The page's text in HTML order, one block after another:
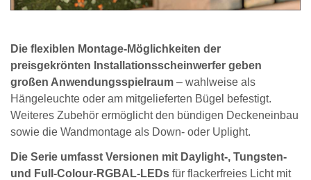
Die flexiblen Montage-Möglichkeiten der
preisgekrönten Installationsscheinwerfer geben
großen Anwendungsspielraum – wahlweise als
Hängeleuchte oder am mitgelieferten Bügel befestigt.
Weiteres Zubehör ermöglicht den bündigen Deckeneinbau
sowie die Wandmontage als Down- oder Uplight.
Die Serie umfasst Versionen mit Daylight-, Tungsten-
und Full-Colour-RGBAL-LEDs für flackerfreies Licht mit